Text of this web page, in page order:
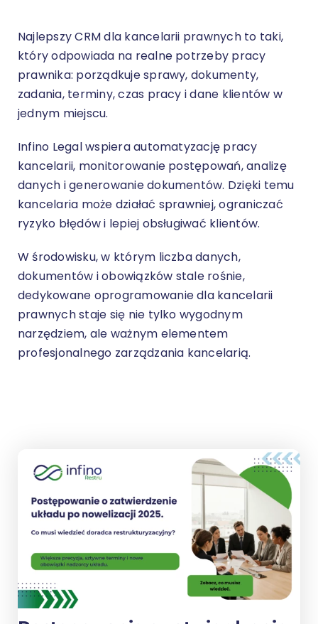
Najlepszy CRM dla kancelarii prawnych to taki,
który odpowiada na realne potrzeby pracy
prawnika: porządkuje sprawy, dokumenty,
zadania, terminy, czas pracy i dane klientów w
jednym miejscu.
Infino Legal wspiera automatyzację pracy
kancelarii, monitorowanie postępowań, analizę
danych i generowanie dokumentów. Dzięki temu
kancelaria może działać sprawniej, ograniczać
ryzyko błędów i lepiej obsługiwać klientów.
W środowisku, w którym liczba danych,
dokumentów i obowiązków stale rośnie,
dedykowane oprogramowanie dla kancelarii
prawnych staje się nie tylko wygodnym
narzędziem, ale ważnym elementem
profesjonalnego zarządzania kancelarią.